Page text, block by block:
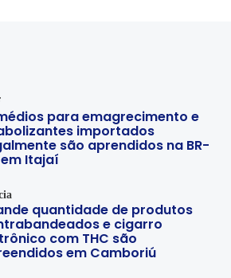
para emagrecimento e
importados
são aprendidos na BR-
em Itajaí
quantidade de produtos
e cigarro
com THC são
em Camboriú